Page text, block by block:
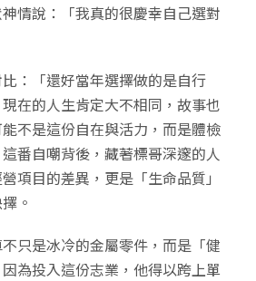
情說：「我真的很慶幸自己選對
：「還好當年選擇做的是自行
在的人生肯定大不相同，故事也
不是這份自在與活力，而是體檢
番自嘲背後，藏著標哥深邃的人
項目的差異，更是「生命品質」
。
只是冰冷的金屬零件，而是「健
為投入這份志業，他得以跨上單